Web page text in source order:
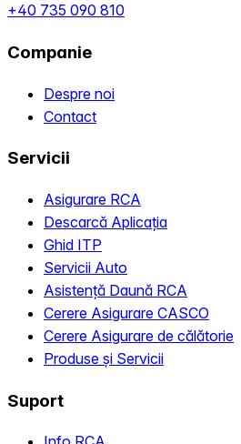
+40 735 090 810
Companie
Despre noi
Contact
Servicii
Asigurare RCA
Descarcă Aplicația
Ghid ITP
Servicii Auto
Asistență Daună RCA
Cerere Asigurare CASCO
Cerere Asigurare de călătorie
Produse și Servicii
Suport